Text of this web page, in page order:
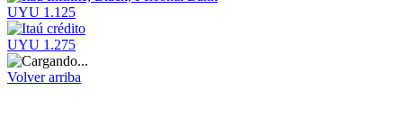
UYU 1.125
UYU 1.275
Volver arriba